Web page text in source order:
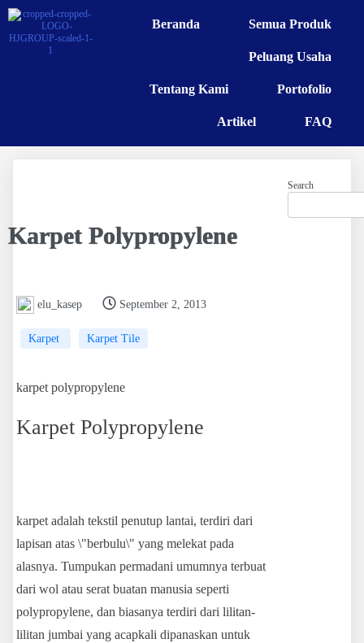
Beranda Semua Produk
Peluang Usaha
Tentang Kami Portofolio
Artikel FAQ
Karpet Polypropylene
elu_kasep September 2, 2013
Karpet Karpet Tile
karpet polypropylene
Karpet Polypropylene
karpet adalah tekstil penutup lantai, terdiri dari
lapisan atas \"berbulu\" yang melekat pada
alasnya. Tumpukan permadani umumnya terbuat
dari wol atau serat buatan manusia seperti
polypropylene, dan biasanya terdiri dari lilitan-
lilitan jumbai yang acapkali dipanaskan untuk
Search